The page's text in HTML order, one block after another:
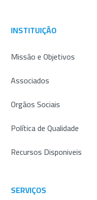
INSTITUIÇÃO
Missão e Objetivos
Associados
Orgãos Sociais
Política de Qualidade
Recursos Disponiveis
SERVIÇOS